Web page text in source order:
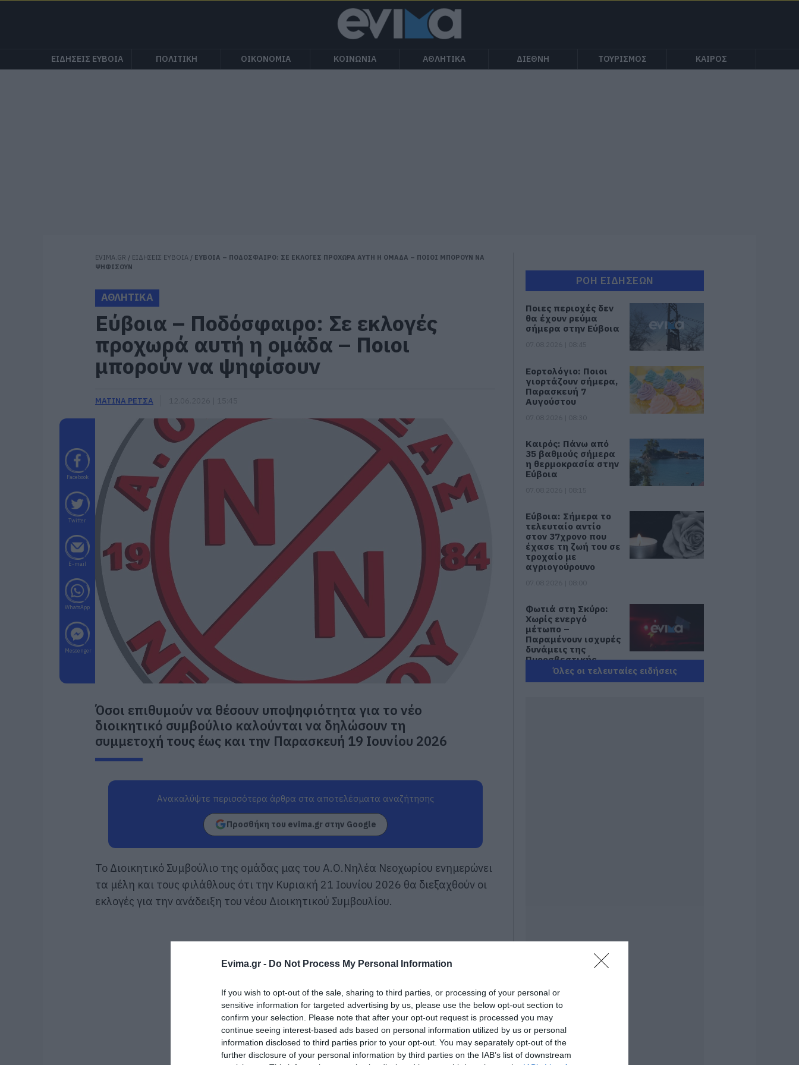
Evima.gr - Do Not Process My Personal Information
If you wish to opt-out of the sale, sharing to third parties, or processing of your personal or
sensitive information for targeted advertising by us, please use the below opt-out section to
confirm your selection. Please note that after your opt-out request is processed you may
continue seeing interest-based ads based on personal information utilized by us or personal
information disclosed to third parties prior to your opt-out. You may separately opt-out of the
further disclosure of your personal information by third parties on the IAB’s list of downstream
ΕΙΔΗΣΕΙΣ ΕΥΒΟΙΑ ΠΟΛΙΤΙΚΗ ΟΙΚΟΝΟΜΙΑ ΚΟΙΝΩΝΙΑ ΑΘΛΗΤΙΚΑ ΔΙΕΘΝΗ ΤΟΥΡΙΣΜΟΣ ΚΑΙΡΟΣ
EVIMA.GR / ΕΙΔΗΣΕΙΣ ΕΥΒΟΙΑ / ΕΥΒΟΙΑ – ΠΟΔΟΣΦΑΙΡΟ: ΣΕ ΕΚΛΟΓΕΣ ΠΡΟΧΩΡΑ ΑΥΤΗ Η ΟΜΑΔΑ – ΠΟΙΟΙ ΜΠΟΡΟΥΝ ΝΑ
ΨΗΦΙΣΟΥΝ
ΑΘΛΗΤΙΚΑ
Εύβοια – Ποδόσφαιρο: Σε εκλογές
προχωρά αυτή η ομάδα – Ποιοι
μπορούν να ψηφίσουν
ΜΑΤΙΝΑ ΡΕΤΣΑ
Facebook
Twitter
E-mail
WhatsApp
Messenger
Όσοι επιθυμούν να θέσουν υποψηφιότητα για το νέο
διοικητικό συμβούλιο καλούνται να δηλώσουν τη
συμμετοχή τους έως και την Παρασκευή 19 Ιουνίου 2026
Ανακαλύψτε περισσότερα άρθρα στα αποτελέσματα αναζήτησης
Προσθήκη του evima.gr στην Google
Το Διοικητικό Συμβούλιο της ομάδας μας του Α.Ο.Νηλέα Νεοχωρίου ενημερώνει
τα μέλη και τους φιλάθλους ότι την Κυριακή 21 Ιουνίου 2026 θα διεξαχθούν οι
εκλογές για την ανάδειξη του νέου Διοικητικού Συμβουλίου.
ΡΟΗ ΕΙΔΗΣΕΩΝ
Ποιες περιοχές δεν
θα έχουν ρεύμα
σήμερα στην Εύβοια
Εορτολόγιο: Ποιοι
γιορτάζουν σήμερα,
Παρασκευή 7
Αυγούστου
Καιρός: Πάνω από
35 βαθμούς σήμερα
η θερμοκρασία στην
Εύβοια
Εύβοια: Σήμερα το
τελευταίο αντίο
στον 37χρονο που
έχασε τη ζωή του σε
τροχαίο με
αγριογούρουνο
Φωτιά στη Σκύρο:
Χωρίς ενεργό
μέτωπο –
Παραμένουν ισχυρές
δυνάμεις της
Πυροσβεστικής
07.08.2026 | 00:10
Σεπτεμβρίου 2026:
Πότε πληρώνονται
ημερομηνίες του e-
ΕΦΚΑ
06.08.2026 | 21:40
Σοκ στην Εύβοια με
την κοπέλα που
έπεσε από την
Όλες οι τελευταίες ειδήσεις